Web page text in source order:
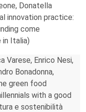
Donatella
innovation practice:
come
in Italia)
Varese, Enrico Nesi,
Bonadonna,
green food
with a good
e sostenibilità